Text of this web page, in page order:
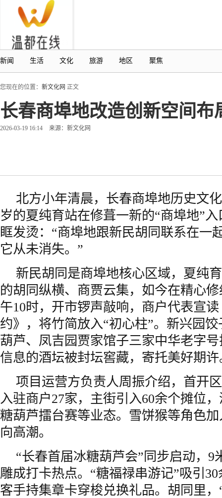
新闻 生活 文化 旅游 地区 聚焦
您现在的位置： 新文化网 正文
长春商埠地改造创新空间
2026-03-19 16:14 来源：新文化网
北方小年清晨，长春商埠地历史文
岁的夏纯育站在修葺一新的“商埠地”
眶发烫：“商埠地跟新民胡同联系在一
它从未消失。”
新民胡同是商埠地核心区域，夏纯
的胡同纵横、商贾云集，如今在精心
午10时，开市锣声敲响，商户代表宣
约》，将竹简放入“初心柱”。新兴园
葫芦、凤吉园贾家馆子三家中华老字
信息的酒坛被封坛窖藏，寄托美好期许
项目运营方负责人周振介绍，首开
入驻商户27家，主街引入60余个摊位
糖葫芦擂台赛等业态。雪饼猴等角色
向高潮。
“长春首届冰糖葫芦会”同步启动，9
雕成打卡热点。“糖福禄串游记”吸引
客手持集章卡穿梭兑换礼品。胡同里